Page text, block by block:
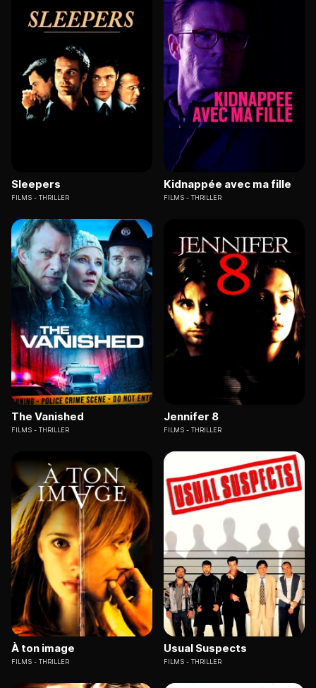
Sleepers
FILMS THRILLER
Kidnappée avec ma fille
FILMS THRILLER
The Vanished
FILMS THRILLER
Jennifer 8
FILMS THRILLER
À ton image
FILMS THRILLER
Usual Suspects
FILMS THRILLER